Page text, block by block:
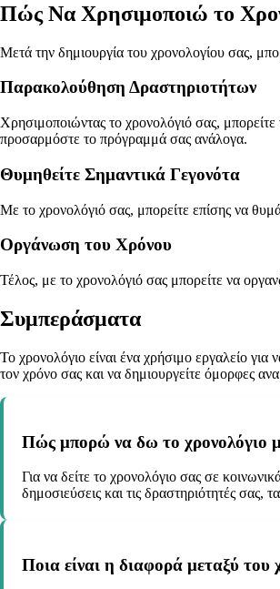
Πώς Να Χρησιμοποιώ το
Μετά την δημιουργία του χρονολογίου σας,
Παρακολούθηση Δραστηριοτήτων
Χρησιμοποιώντας το χρονολόγιό σας,
προσαρμόστε το πρόγραμμά σας ανάλογα.
Θυμηθείτε Σημαντικά Γεγονότα
Με το χρονολόγιό σας, μπορείτε επίσης να
Οργάνωση του Χρόνου
Τέλος, με το χρονολόγιό σας μπορείτε να
Συμπεράσματα
Το χρονολόγιο είναι ένα χρήσιμο εργαλείο
τον χρόνο σας και να δημιουργείτε όμορφες
Πώς μπορώ να δω το χρονολόγιο
Για να δείτε το χρονολόγιο σας σε
δημοσιεύσεις και τις δραστηριότητές
Ποια είναι η διαφορά μεταξύ του